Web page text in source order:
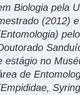
Biologia pela
(2012)
estágio no
de